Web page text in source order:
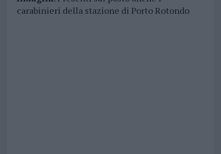
carabinieri della stazione di Porto Rotondo